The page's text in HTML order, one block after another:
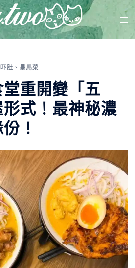
肚 、 星馬菜
重開變「五
式！最神秘濃
！